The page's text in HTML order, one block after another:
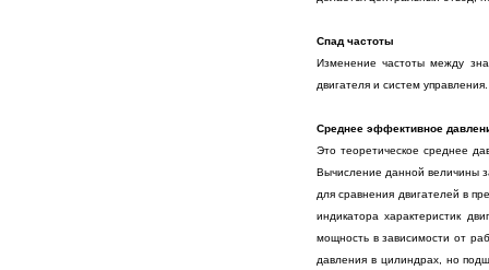
Спад частоты
Изменение частоты между
двигателя и систем управления.
Среднее эффективное
Это теоретическое среднее
Вычисление данной величины
для сравнения двигателей в
индикатора характеристик
мощность в зависимости от
давления в цилиндрах, но